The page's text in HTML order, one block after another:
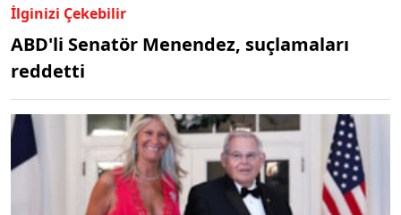
İlginizi Çekebilir
ABD'li Senatör Menendez, suçlamaları
reddetti